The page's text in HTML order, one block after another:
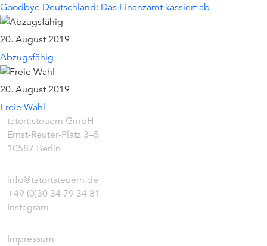
Goodbye Deutschland: Das Finanzamt kassiert ab
20. August 2019
Abzugsfähig
20. August 2019
Freie Wahl
tatort:steuern GmbH
Ernst-Reuter-Platz 3–5
10587 Berlin
info@tatortsteuern.de
+49 (0)30 34 79 34 81
Instagram
Impressum